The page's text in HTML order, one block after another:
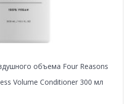
объема Four Reasons
Volume Conditioner 300 мл